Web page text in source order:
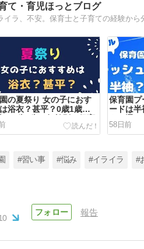
て・育児ほっとブログ
の夏祭り 女の子におす
浴衣？甚平？0歳1歳・2
・4歳5歳・年齢別に保育
説します！
保育園プ
ードは半
える選
58日前
#習い事 #悩み #イライラ #
報告